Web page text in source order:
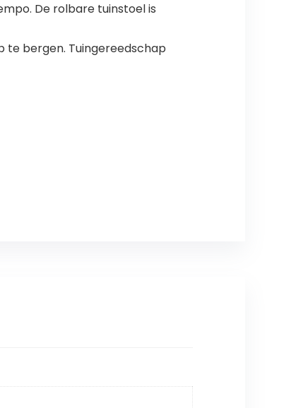
De rolbare tuinstoel is
te bergen. Tuingereedschap